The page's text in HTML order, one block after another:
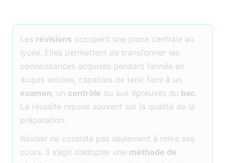
Les révisions occupent une place centrale au
lycée. Elles permettent de transformer les
connaissances acquises pendant l’année en
acquis solides, capables de tenir face à un
examen, un contrôle ou aux épreuves du bac.
La réussite repose souvent sur la qualité de la
préparation.
Réviser ne consiste pas seulement à relire ses
cours. Il s’agit d’adopter une méthode de